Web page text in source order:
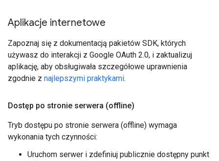
Aplikacje internetowe
Zapoznaj się z dokumentacją pakietów SDK, których
używasz do interakcji z Google OAuth 2.0, i zaktualizuj
aplikację, aby obsługiwała szczegółowe uprawnienia
zgodnie z najlepszymi praktykami.
Dostęp po stronie serwera (offline)
Tryb dostępu po stronie serwera (offline) wymaga
wykonania tych czynności:
Uruchom serwer i zdefiniuj publicznie dostępny punkt